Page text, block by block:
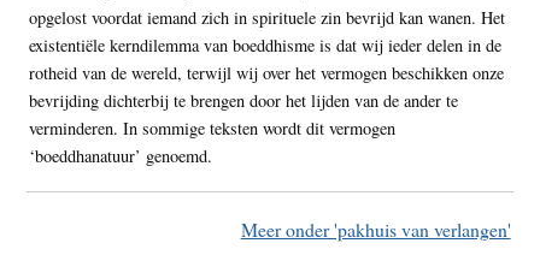
opgelost voordat iemand zich in spirituele zin bevrijd kan wanen. Het
existentiële kerndilemma van boeddhisme is dat wij ieder delen in de
rotheid van de wereld, terwijl wij over het vermogen beschikken onze
bevrijding dichterbij te brengen door het lijden van de ander te
verminderen. In sommige teksten wordt dit vermogen
‘boeddhanatuur’ genoemd.
Meer onder 'pakhuis van verlangen'